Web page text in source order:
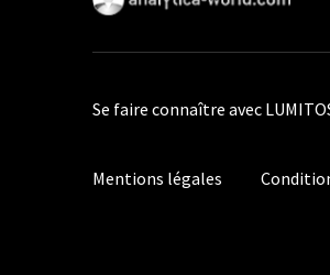
Se faire connaître avec
Mentions légales